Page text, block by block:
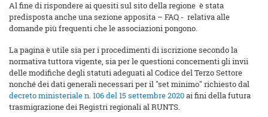
Al fine di rispondere ai quesiti sul sito della regione è stata
predisposta anche una sezione apposita – FAQ - relativa alle
domande più frequenti che le associazioni pongono.
La pagina è utile sia per i procedimenti di iscrizione secondo la
normativa tuttora vigente, sia per le questioni concernenti gli invii
delle modifiche degli statuti adeguati al Codice del Terzo Settore
nonché dei dati generali necessari per il "set minimo" richiesto dal
decreto ministeriale n. 106 del 15 settembre 2020ai fini della futura
trasmigrazione dei Registri regionali al RUNTS.